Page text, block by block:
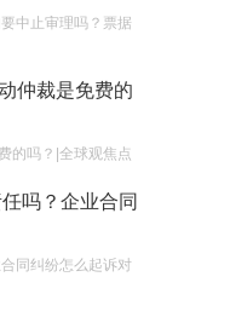
中止审理吗？票据
仲裁是免费的
的吗？|全球观焦点
吗？企业合同
同纠纷怎么起诉对